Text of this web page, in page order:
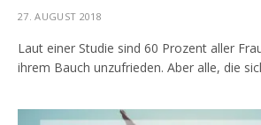
27. AUGUST 2018
Laut einer Studie sind 60 Prozent aller
ihrem Bauch unzufrieden. Aber alle, die